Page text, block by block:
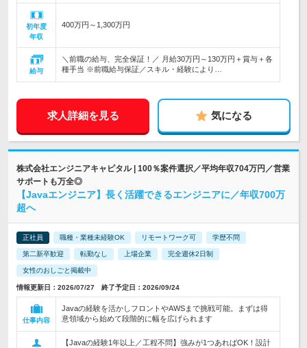
初年度
年収
400万円～1,300万円
給与
＼前職の給与、完全保証！／ 月給30万円～130万円＋賞与＋各
種手当 ※前職給与保証／スキル・経験により…
求人詳細を見る 気になる
株式会社エンジニアキャピタル | 100％案件選択／平均年収704万円／営業
サポートも万全◎
【Javaエンジニア】長く活躍できるエンジニアに／年収700万
超へ
正社員 職種・業種未経験OK リモートワーク可 学歴不問
第二新卒歓迎 転勤なし 上場企業 完全週休2日制
女性のおしごと掲載中
情報更新日：2026/07/27 終了予定日：2026/09/24
仕事内容
Javaの経験を活かしフロントやAWSまで挑戦可能。まずは得
意領域から始めて段階的に幅を広げられます
【Javaの経験1年以上／工程不問】強みが1つあればOK！設計